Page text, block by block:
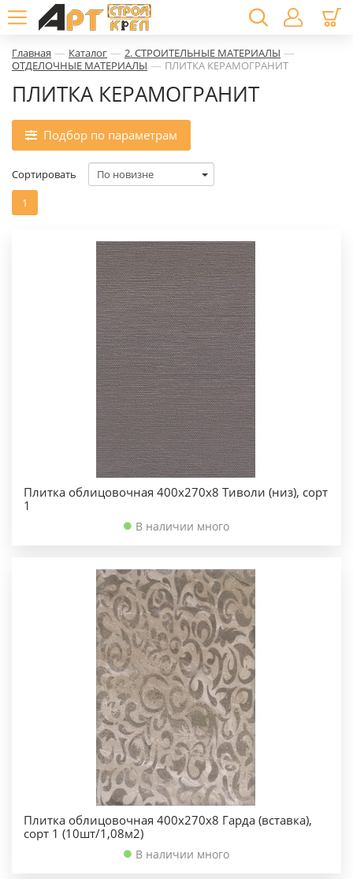
Главная — Каталог — 2. СТРОИТЕЛЬНЫЕ МАТЕРИАЛЫ —
ОТДЕЛОЧНЫЕ МАТЕРИАЛЫ — ПЛИТКА КЕРАМОГРАНИТ
ПЛИТКА КЕРАМОГРАНИТ
Подбор по параметрам
1
Сортировать
Плитка облицовочная 400х270х8 Тиволи (низ), сорт
1
В наличии много
Плитка облицовочная 400х270х8 Гарда (вставка),
сорт 1 (10шт/1,08м2)
В наличии много